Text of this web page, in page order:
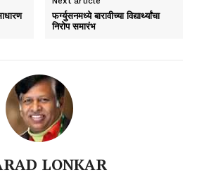
फर्ग्युसनमध्ये बारावीच्या विद्यार्थ्यांचा
निरोप समारंभ
LONKAR